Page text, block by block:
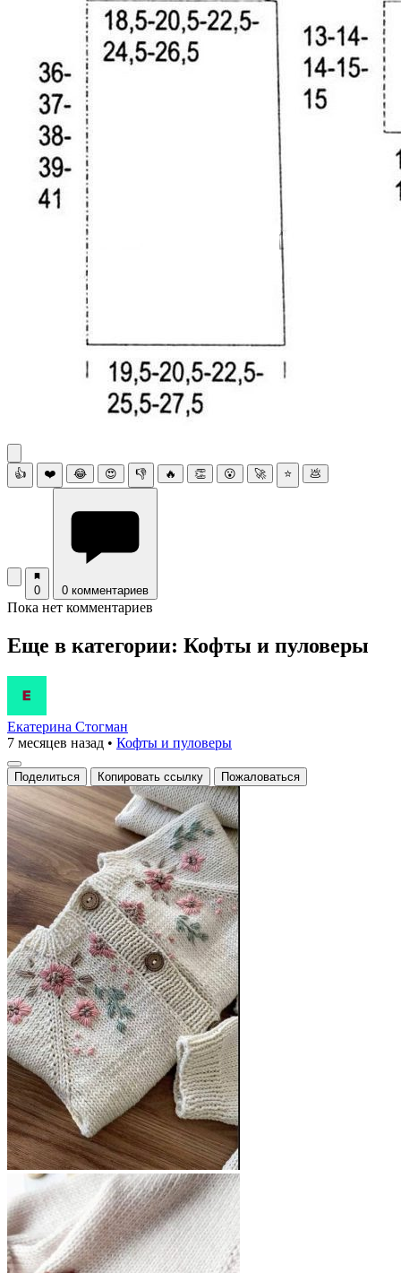
👍 ❤️ 😂 😍 👎 🔥 👏 😮 🚀 ⭐ 💩
0 0 комментариев
Пока нет комментариев
Еще в категории: Кофты и пуловеры
Екатерина Стогман
7 месяцев назад • Кофты и пуловеры
Поделиться Копировать ссылку Пожаловаться